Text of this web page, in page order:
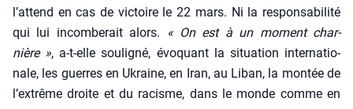
l’at­tend en cas de vic­toire le 22 mars. Ni la res­pon­sa­bi­li­té
qui lui incom­be­rait alors.
« On est à un moment char­
nière », a‑t-elle sou­li­gné, évo­quant la situa­tion inter­na­tio­
nale, les guerres en Ukraine, en Iran, au Liban, la mon­tée de
l’ex­trême droite et du racisme, dans le monde comme en